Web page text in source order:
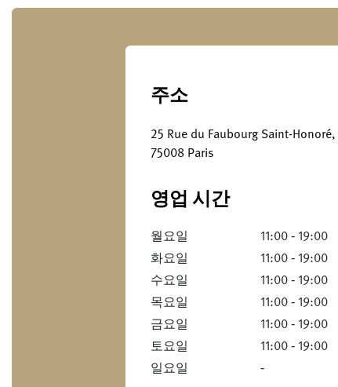
주소
25 Rue du Faubourg Saint-Honoré,
75008 Paris
영업 시간
월요일
11:00 ‐ 19:00
화요일
11:00 ‐ 19:00
수요일
11:00 ‐ 19:00
목요일
11:00 ‐ 19:00
금요일
11:00 ‐ 19:00
토요일
11:00 ‐ 19:00
일요일
‐